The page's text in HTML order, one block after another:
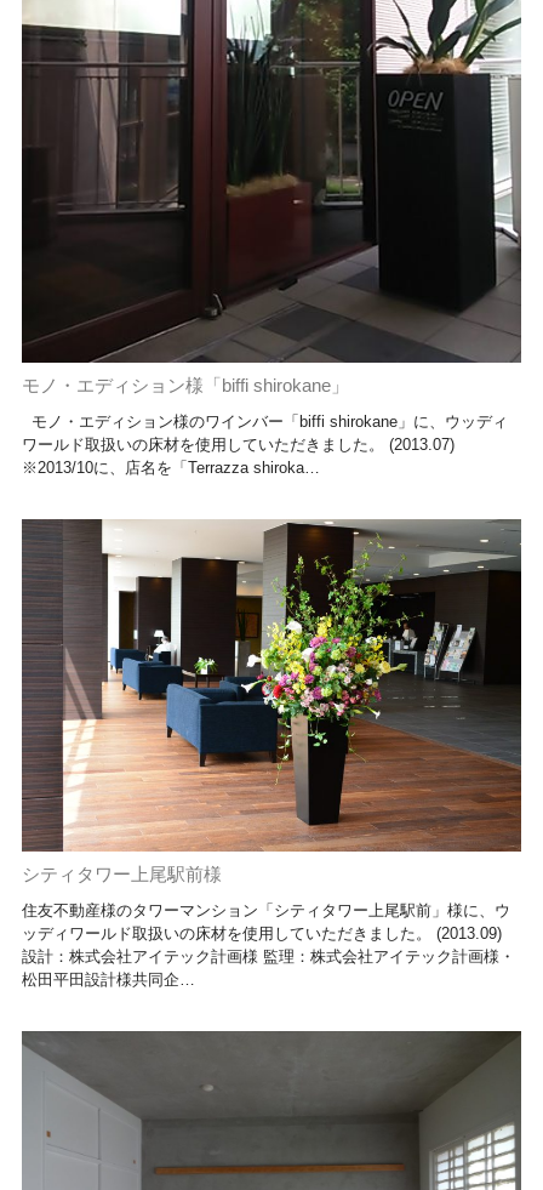
モノ・エディション様「biffi shirokane」
モノ・エディション様のワインバー「biffi shirokane」に、ウッディ
ワールド取扱いの床材を使用していただきました。 (2013.07)
※2013/10に、店名を「Terrazza shiroka…
シティタワー上尾駅前様
住友不動産様のタワーマンション「シティタワー上尾駅前」様に、ウ
ッディワールド取扱いの床材を使用していただきました。 (2013.09)
設計：株式会社アイテック計画様 監理：株式会社アイテック計画様・
松田平田設計様共同企…